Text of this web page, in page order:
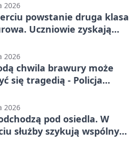
2026
powstanie druga klasa
Uczniowie zyskają
2026
chwila brawury może
się tragedią - Policja
2026
pod osiedla. W
służby szykują wspólny